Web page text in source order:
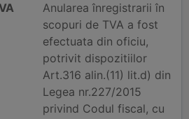
Anularea înregistrarii în
scopuri de TVA a fost
efectuata din oficiu,
potrivit dispozitiilor
Art.316 alin.(11) lit.d) din
Legea nr.227/2015
privind Codul fiscal, cu